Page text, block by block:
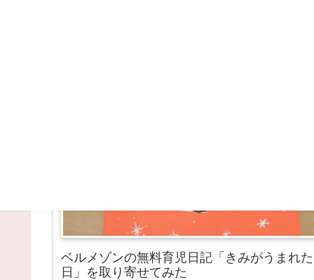
ベルメゾンの無料育児日記「きみがうまれた
日」を取り寄せてみた